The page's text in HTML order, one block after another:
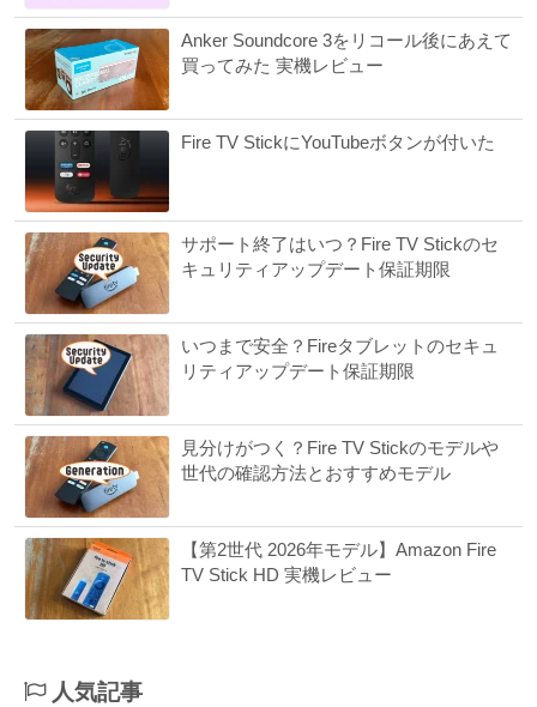
Anker Soundcore 3をリコール後にあえて
買ってみた 実機レビュー
Fire TV StickにYouTubeボタンが付いた
サポート終了はいつ？Fire TV Stickのセ
キュリティアップデート保証期限
いつまで安全？Fireタブレットのセキュ
リティアップデート保証期限
見分けがつく？Fire TV Stickのモデルや
世代の確認方法とおすすめモデル
【第2世代 2026年モデル】Amazon Fire
TV Stick HD 実機レビュー
人気記事